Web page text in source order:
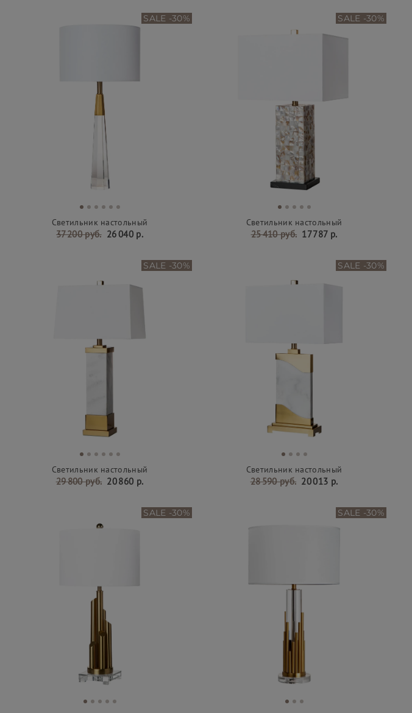
Светильник настольный
37 200 руб. 26 040 р.
SALE -30%
Светильник настольный
25 410 руб. 17 787 р.
SALE -30%
Светильник настольный
29 800 руб. 20 860 р.
SALE -30%
Светильник настольный
28 590 руб. 20 013 р.
SALE -30%
SALE -30% SALE -30%